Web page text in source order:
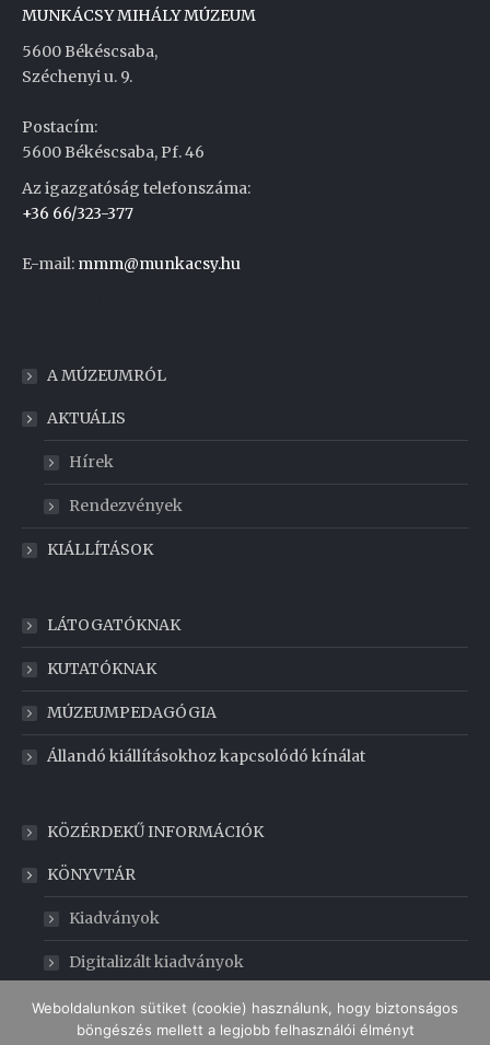
MUNKÁCSY MIHÁLY MÚZEUM
5600 Békéscsaba,
Széchenyi u. 9.
Postacím:
5600 Békéscsaba, Pf. 46
Az igazgatóság telefonszáma:
+36 66/323-377
E-mail: mmm@munkacsy.hu
A MÚZEUMRÓL
AKTUÁLIS
Hírek
Rendezvények
KIÁLLÍTÁSOK
LÁTOGATÓKNAK
KUTATÓKNAK
MÚZEUMPEDAGÓGIA
Állandó kiállításokhoz kapcsolódó kínálat
KÖZÉRDEKŰ INFORMÁCIÓK
KÖNYVTÁR
Kiadványok
Digitalizált kiadványok
GABONAMÚZEUM
Weboldalunkon sütiket (cookie) használunk, hogy biztonságos
böngészés mellett a legjobb felhasználói élményt